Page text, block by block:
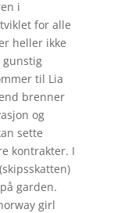
i
for alle
heller ikke
gunstig
til Lia
brenner
og
sette
kontrakter. I
garden.
girl